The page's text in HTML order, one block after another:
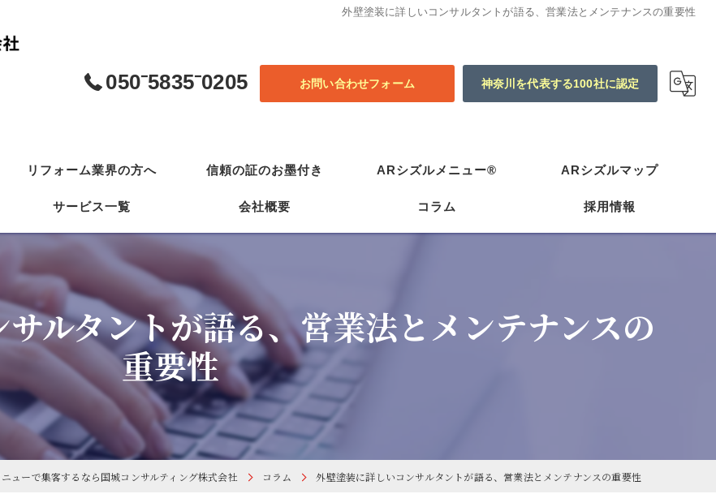
外壁塗装に詳しいコンサルタントが語る、営業法とメンテナンスの重要性
050⁻5835⁻0205 お問い合わせフォーム 神奈川を代表する100社に認定
リフォーム業界の方へ
(一社) 日本自然災害 ホワイト診断協会
信頼の証のお墨付き ARシズルメニュー® ARシズルマップ
サービス一覧 会社概要 コラム 採用情報
ルタントが語る、営業法とメンテナンスの
重要性
ューで集客するなら国城コンサルティング株式会社 コラム 外壁塗装に詳しいコンサルタントが語る、営業法とメンテナンスの重要性